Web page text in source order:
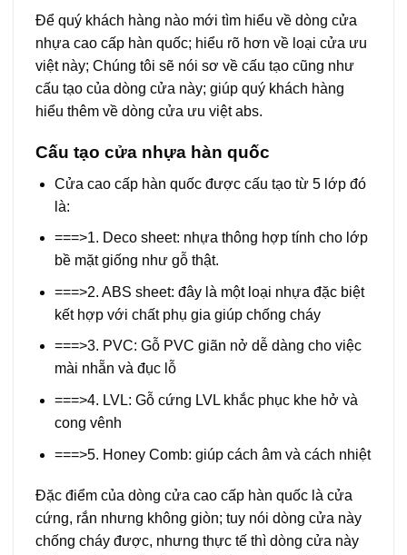
Để quý khách hàng nào mới tìm hiểu về dòng cửa
nhựa cao cấp hàn quốc; hiểu rõ hơn về loại cửa ưu
việt này; Chúng tôi sẽ nói sơ về cấu tạo cũng như
cấu tạo của dòng cửa này; giúp quý khách hàng
hiểu thêm về dòng cửa ưu việt abs.
Cấu tạo cửa nhựa hàn quốc
Cửa cao cấp hàn quốc được cấu tạo từ 5 lớp đó
là:
===>1. Deco sheet: nhựa thông hợp tính cho lớp
bề mặt giống như gỗ thật.
===>2. ABS sheet: đây là một loại nhựa đặc biệt
kết hợp với chất phụ gia giúp chống cháy
===>3. PVC: Gỗ PVC giãn nở dễ dàng cho việc
mài nhẵn và đục lỗ
===>4. LVL: Gỗ cứng LVL khắc phục khe hở và
cong vênh
===>5. Honey Comb: giúp cách âm và cách nhiệt
Đặc điểm của dòng cửa cao cấp hàn quốc là cửa
cứng, rắn nhưng không giòn; tuy nói dòng cửa này
chống cháy được, nhưng thực tế thì dòng cửa này